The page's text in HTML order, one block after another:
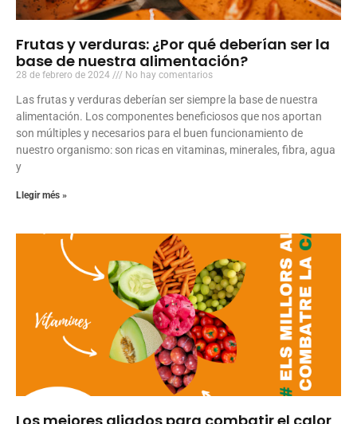
Frutas y verduras: ¿Por qué deberían ser la
base de nuestra alimentación?
28 de febrero de 2024 No hay comentarios
Las frutas y verduras deberían ser siempre la base de nuestra
alimentación. Los componentes beneficiosos que nos aportan
son múltiples y necesarios para el buen funcionamiento de
nuestro organismo: son ricas en vitaminas, minerales, fibra, agua
y
Llegir més »